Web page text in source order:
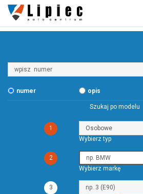
numer
opis
Szukaj po modelu
1
Wybierz typ
2
Wybierz markę
3